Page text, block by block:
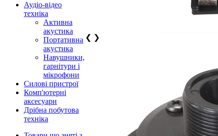
Аудіо-відео
техніка
Активна
акустика
Портативна
акустика
Навушники,
гарнітури і
мікрофони
Силові пристрої
Комп'ютерні
аксесуари
Дрібна побутова
техніка
❮ ❯